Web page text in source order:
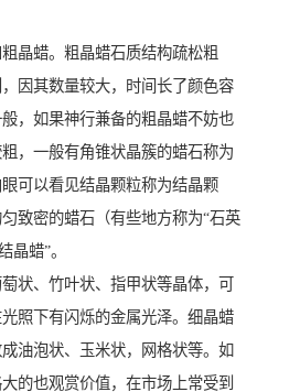
晶蜡。粗晶蜡石质结构疏松粗
因其数量较大，时间长了颜色容
，如果神行兼备的粗晶蜡不妨也
，一般有角锥状晶簇的蜡石称为
可以看见结晶颗粒称为结晶颗
致密的蜡石（有些地方称为“石英
晶蜡”。
状、竹叶状、指甲状等晶体，可
照下有闪烁的金属光泽。细晶蜡
油泡状、玉米状，网格状等。如
的也观赏价值，在市场上常受到